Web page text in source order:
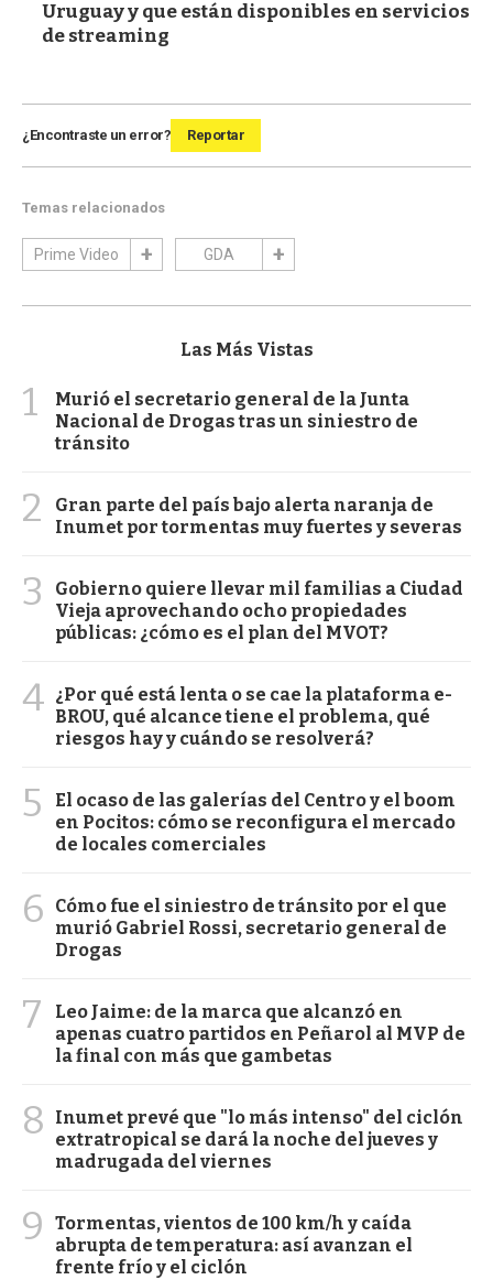
Uruguay y que están disponibles en servicios
de streaming
¿Encontraste un error? Reportar
Temas relacionados
Prime Video GDA
Las Más Vistas
1
Murió el secretario general de la Junta
Nacional de Drogas tras un siniestro de
tránsito
2
Gran parte del país bajo alerta naranja de
Inumet por tormentas muy fuertes y severas
3
Gobierno quiere llevar mil familias a Ciudad
Vieja aprovechando ocho propiedades
públicas: ¿cómo es el plan del MVOT?
4 ¿Por qué está lenta o se cae la plataforma e-
BROU, qué alcance tiene el problema, qué
riesgos hay y cuándo se resolverá?
5
El ocaso de las galerías del Centro y el boom
en Pocitos: cómo se reconfigura el mercado
de locales comerciales
6
Cómo fue el siniestro de tránsito por el que
murió Gabriel Rossi, secretario general de
Drogas
7
Leo Jaime: de la marca que alcanzó en
apenas cuatro partidos en Peñarol al MVP de
la final con más que gambetas
8
Inumet prevé que "lo más intenso" del ciclón
extratropical se dará la noche del jueves y
madrugada del viernes
9
Tormentas, vientos de 100 km/h y caída
abrupta de temperatura: así avanzan el
frente frío y el ciclón